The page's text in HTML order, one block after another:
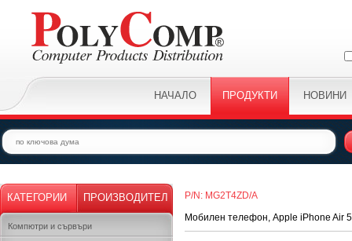
НАЧАЛО ПРОДУКТИ НОВИНИ
КАТЕГОРИИ ПРОИЗВОДИТЕЛ
Компютри и сървъри
P/N: MG2T4ZD/A
Мобилен телефон, Apple iPhone Air